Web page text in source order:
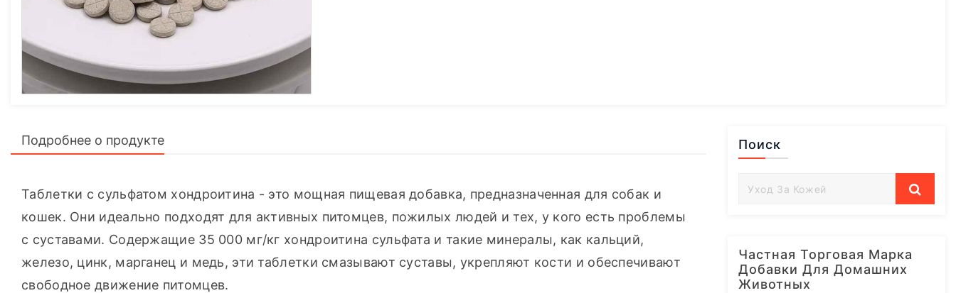
Подробнее о продукте
Таблетки с сульфатом хондроитина - это мощная пищевая добавка, предназначенная для собак и
кошек. Они идеально подходят для активных питомцев, пожилых людей и тех, у кого есть проблемы
с суставами. Содержащие 35 000 мг/кг хондроитина сульфата и такие минералы, как кальций,
железо, цинк, марганец и медь, эти таблетки смазывают суставы, укрепляют кости и обеспечивают
свободное движение питомцев.
Поиск
Частная Торговая Марка
Добавки Для Домашних
Животных